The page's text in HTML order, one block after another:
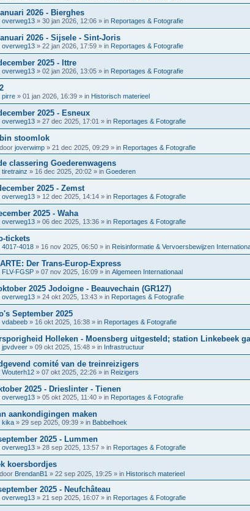
2026 - Bierghes
overweg13 » 30 jan 2026, 12:06 » in Reportages & Fotografie
2026 - Sijsele - Sint-Joris
overweg13 » 22 jan 2026, 17:59 » in Reportages & Fotografie
2025 - Ittre
overweg13 » 02 jan 2026, 13:05 » in Reportages & Fotografie
pirre » 01 jan 2026, 16:39 » in Historisch materieel
2025 - Esneux
overweg13 » 27 dec 2025, 17:01 » in Reportages & Fotografie
stoomlok
door joverwimp » 21 dec 2025, 09:29 » in Reportages & Fotografie
classering Goederenwagens
tiretrainz » 16 dec 2025, 20:02 » in Goederen
2025 - Zemst
overweg13 » 12 dec 2025, 14:14 » in Reportages & Fotografie
2025 - Waha
overweg13 » 06 dec 2025, 13:36 » in Reportages & Fotografie
tickets
4017-4018 » 16 nov 2025, 06:50 » in Reisinformatie & Vervoersbewijzen
Der Trans-Europ-Express
FLV-FGSP » 07 nov 2025, 16:09 » in Algemeen Internationaal
2025 Jodoigne - Beauvechain (GR127)
overweg13 » 24 okt 2025, 13:43 » in Reportages & Fotografie
September 2025
vdabeeb » 16 okt 2025, 16:38 » in Reportages & Fotografie
Holleken - Moensberg uitgesteld; station Linkebeek
jpvdveer » 09 okt 2025, 15:48 » in Infrastructuur
comité van de treinreizigers
Wouterh12 » 07 okt 2025, 22:26 » in Reizigers
2025 - Drieslinter - Tienen
overweg13 » 05 okt 2025, 11:40 » in Reportages & Fotografie
aankondigingen maken
kika » 29 sep 2025, 09:39 » in Babbelhoek
2025 - Lummen
overweg13 » 28 sep 2025, 13:57 » in Reportages & Fotografie
koersbordjes
door BrendanB1 » 22 sep 2025, 19:25 » in Historisch materieel
2025 - Neufchâteau
overweg13 » 21 sep 2025, 16:07 » in Reportages & Fotografie